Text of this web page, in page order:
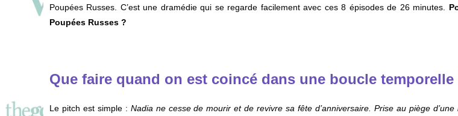
Poupées Russes. C’est une dramédie qui se regarde facilement avec ces 8 épisodes de 26 minutes.
Poupées Russes ?
Que faire quand on est coincé dans une boucle temporelle
Le pitch est simple : Nadia ne cesse de mourir et de revivre sa fête d’anniversaire. Prise au piège